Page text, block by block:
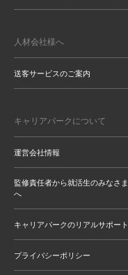
人材会社様へ
送客サービスのご案内
キャリアパークについて
運営会社情報
監修責任者から就活生のみなさま
へ
キャリアパークのリアルサポート
プライバシーポリシー